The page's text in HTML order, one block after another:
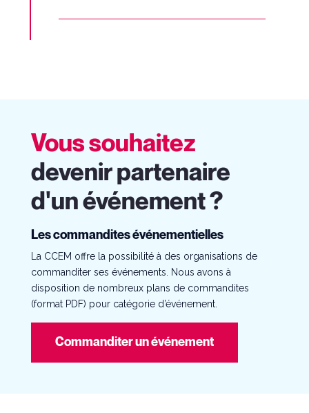
Vous souhaitez
devenir partenaire
d'un événement ?
Les commandites événementielles
La CCEM offre la possibilité à des organisations de
commanditer ses événements. Nous avons à
disposition de nombreux plans de commandites
(format PDF) pour catégorie d’événement.
Commanditer un événement